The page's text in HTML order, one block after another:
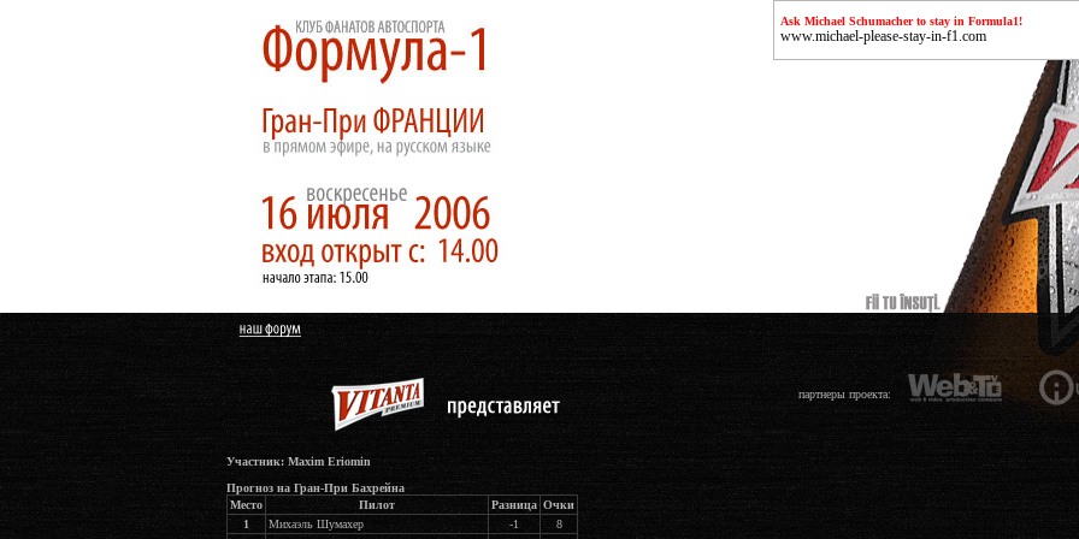
партнеры проекта:
Участник: Maxim Eriomin
Прогноз на Гран-При Бахрейна
Место
Пилот Разница Очки
1
Михаэль Шумахер -1
8
Ask Michael Schumacher to stay in Formula1!
www.michael-please-stay-in-f1.com